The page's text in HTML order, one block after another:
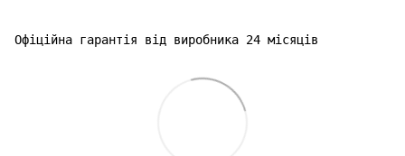
Офіційна гарантія від виробника 24 місяців